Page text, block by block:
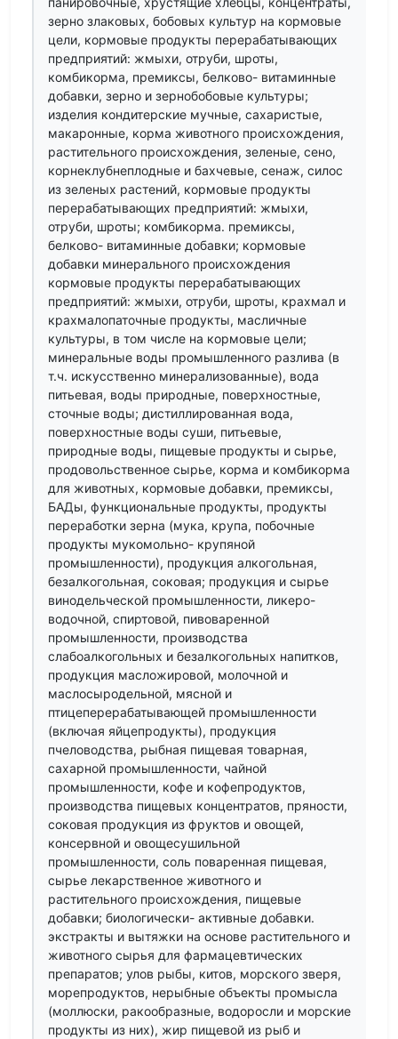
зерно злаковых, бобовых культур на кормовые
цели, кормовые продукты перерабатывающих
предприятий: жмыхи, отруби, шроты,
комбикорма, премиксы, белково- витаминные
добавки, зерно и зернобобовые культуры;
изделия кондитерские мучные, сахаристые,
макаронные, корма животного происхождения,
растительного происхождения, зеленые, сено,
корнеклубнеплодные и бахчевые, сенаж, силос
из зеленых растений, кормовые продукты
перерабатывающих предприятий: жмыхи,
отруби, шроты; комбикорма. премиксы,
белково- витаминные добавки; кормовые
добавки минерального происхождения
кормовые продукты перерабатывающих
предприятий: жмыхи, отруби, шроты, крахмал и
крахмалопаточные продукты, масличные
культуры, в том числе на кормовые цели;
минеральные воды промышленного разлива (в
т.ч. искусственно минерализованные), вода
питьевая, воды природные, поверхностные,
сточные воды; дистиллированная вода,
поверхностные воды суши, питьевые,
природные воды, пищевые продукты и сырье,
продовольственное сырье, корма и комбикорма
для животных, кормовые добавки, премиксы,
БАДы, функциональные продукты, продукты
переработки зерна (мука, крупа, побочные
продукты мукомольно- крупяной
промышленности), продукция алкогольная,
безалкогольная, соковая; продукция и сырье
винодельческой промышленности, ликеро-
водочной, спиртовой, пивоваренной
промышленности, производства
слабоалкогольных и безалкогольных напитков,
продукция масложировой, молочной и
маслосыродельной, мясной и
птицеперерабатывающей промышленности
(включая яйцепродукты), продукция
пчеловодства, рыбная пищевая товарная,
сахарной промышленности, чайной
промышленности, кофе и кофепродуктов,
производства пищевых концентратов, пряности,
соковая продукция из фруктов и овощей,
консервной и овощесушильной
промышленности, соль поваренная пищевая,
сырье лекарственное животного и
растительного происхождения, пищевые
добавки; биологически- активные добавки.
экстракты и вытяжки на основе растительного и
животного сырья для фармацевтических
препаратов; улов рыбы, китов, морского зверя,
морепродуктов, нерыбные объекты промысла
(моллюски, ракообразные, водоросли и морские
продукты из них), жир пищевой из рыб и